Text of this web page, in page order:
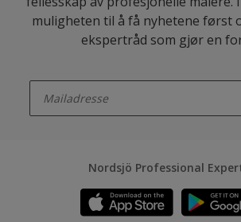
muligheten til å få nyhetene først
ekspertråd som gjør en
Nordsjö Professional